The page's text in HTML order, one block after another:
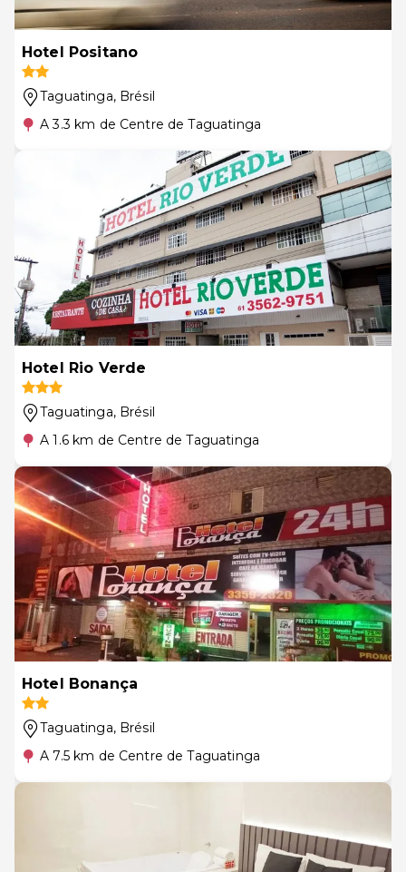
Hotel Positano
Taguatinga, Brésil
A 3.3 km de Centre de Taguatinga
Hotel Rio Verde
Taguatinga, Brésil
A 1.6 km de Centre de Taguatinga
Hotel Bonança
Taguatinga, Brésil
A 7.5 km de Centre de Taguatinga